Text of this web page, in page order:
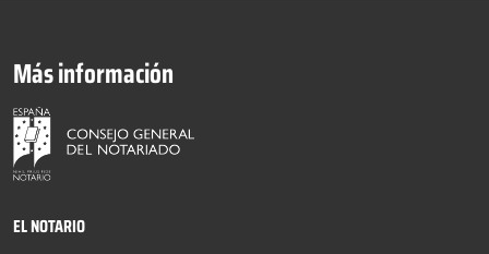
Más información
EL NOTARIO